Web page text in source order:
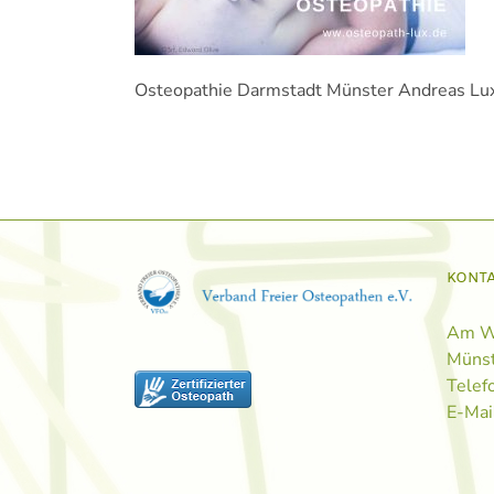
Osteopathie Darmstadt Münster Andreas
Am
E-